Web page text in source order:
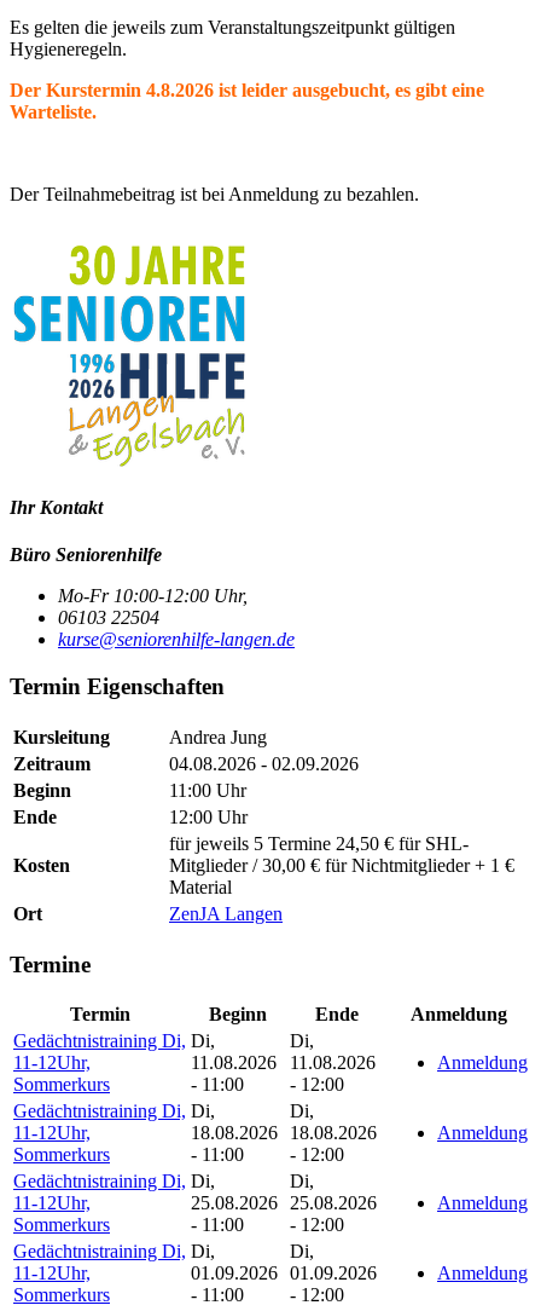
Es gelten die jeweils zum Veranstaltungszeitpunkt gültigen
Hygieneregeln.
Der Kurstermin 4.8.2026 ist leider ausgebucht, es gibt eine
Warteliste.
Der Teilnahmebeitrag ist bei Anmeldung zu bezahlen.
Ihr Kontakt
Büro Seniorenhilfe
Mo-Fr 10:00-12:00 Uhr,
06103 22504
kurse@seniorenhilfe-langen.de
Termin Eigenschaften
Kursleitung
Andrea Jung
Zeitraum
04.08.2026 - 02.09.2026
Beginn
11:00 Uhr
Ende
12:00 Uhr
Kosten
für jeweils 5 Termine 24,50 € für SHL-
Mitglieder / 30,00 € für Nichtmitglieder + 1 €
Material
Ort
ZenJA Langen
Termine
Termin Beginn Ende
Anmeldung
Gedächtnistraining Di,
11-12Uhr,
Sommerkurs
Di,
11.08.2026
- 11:00
Di,
11.08.2026
- 12:00
Anmeldung
Gedächtnistraining Di,
11-12Uhr,
Sommerkurs
Di,
18.08.2026
- 11:00
Di,
18.08.2026
- 12:00
Anmeldung
Gedächtnistraining Di,
11-12Uhr,
Sommerkurs
Di,
25.08.2026
- 11:00
Di,
25.08.2026
- 12:00
Anmeldung
Gedächtnistraining Di,
11-12Uhr,
Sommerkurs
Di,
01.09.2026
- 11:00
Di,
01.09.2026
- 12:00
Anmeldung